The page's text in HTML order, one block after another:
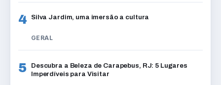
4 Silva Jardim, uma imersão a cultura
GERAL
5
Descubra a Beleza de Carapebus, RJ: 5 Lugares
Imperdíveis para Visitar